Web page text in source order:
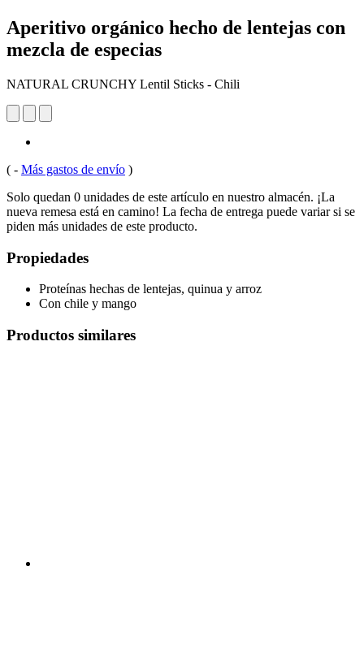
Aperitivo orgánico hecho de lentejas con
mezcla de especias
NATURAL CRUNCHY Lentil Sticks - Chili
( - Más gastos de envío )
Solo quedan 0 unidades de este artículo en nuestro almacén. ¡La
nueva remesa está en camino! La fecha de entrega puede variar si se
piden más unidades de este producto.
Propiedades
Proteínas hechas de lentejas, quinua y arroz
Con chile y mango
Productos similares